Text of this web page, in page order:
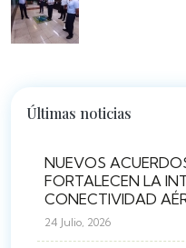
Últimas noticias
NUEVOS
FORTALECEN LA
CONECTIVIDAD
24 Julio, 2026